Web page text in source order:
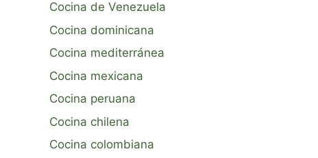
Cocina de Venezuela
Cocina dominicana
Cocina mediterránea
Cocina mexicana
Cocina peruana
Cocina chilena
Cocina colombiana